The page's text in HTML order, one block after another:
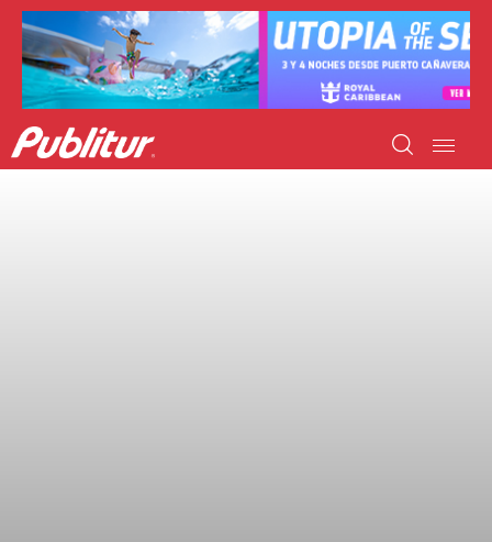
INICIO
INDUSTRIA TURÍSTICA